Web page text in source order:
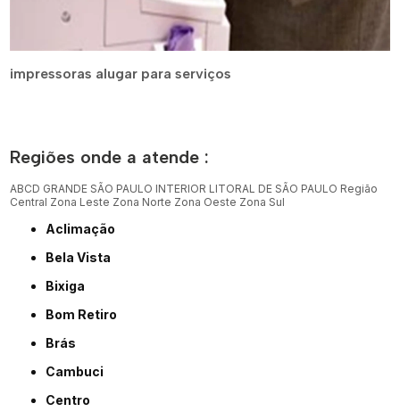
impressoras alugar para serviços
Regiões onde a atende :
ABCD GRANDE SÃO PAULO INTERIOR LITORAL DE SÃO PAULO Região
Central Zona Leste Zona Norte Zona Oeste Zona Sul
Aclimação
Bela Vista
Bixiga
Bom Retiro
Brás
Cambuci
Centro